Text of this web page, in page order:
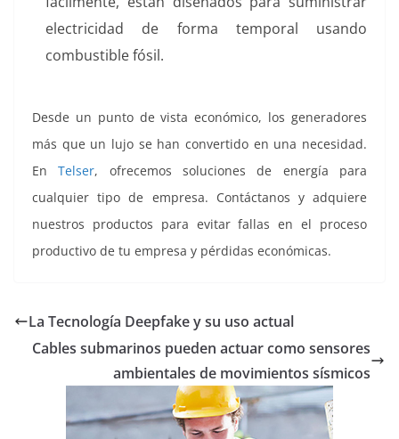
electricidad de forma temporal usando
combustible fósil.
Desde un punto de vista económico, los generadores
más que un lujo se han convertido en una necesidad.
EnTelser, ofrecemos soluciones de energía para
cualquier tipo de empresa. Contáctanos y adquiere
nuestros productos para evitar fallas en el proceso
productivo de tu empresa y pérdidas económicas.
La Tecnología Deepfake y su uso actual
Cables submarinos pueden actuar como sensores
ambientales de movimientos sísmicos